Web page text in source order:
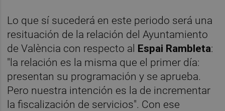
Lo que sí sucederá en este periodo será una
resituación de la relación del Ayuntamiento
de València con respecto al Espai Rambleta:
"la relación es la misma que el primer día:
presentan su programación y se aprueba.
Pero nuestra intención es la de incrementar
la fiscalización de servicios". Con ese